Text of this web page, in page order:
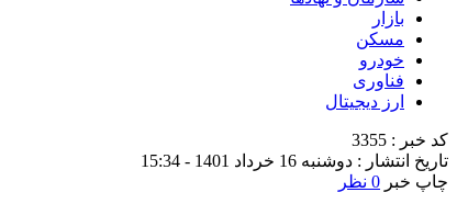
بازار
مسکن
خودرو
فناوری
ارز دیجیتال
کد خبر : 3355
تاریخ انتشار : دوشنبه 16 خرداد 1401 - 15:34
چاپ خبر 0 نظر